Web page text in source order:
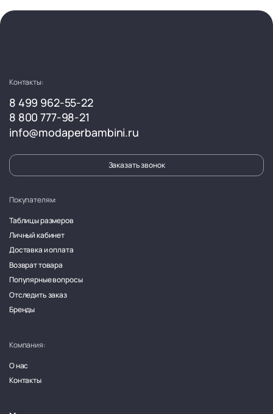
Контакты:
8 499 962-55-22
8 800 777-98-21
info@modaperbambini.ru
Заказать звонок
Покупателям:
Таблицы размеров
Личный кабинет
Доставка и оплата
Возврат товара
Популярные вопросы
Отследить заказ
Бренды
Компания:
О нас
Контакты